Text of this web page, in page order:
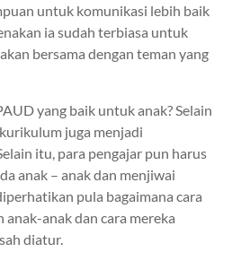
untuk komunikasi lebih baik
ia sudah terbiasa untuk
bersama dengan teman yang
yang baik untuk anak? Selain
juga menjadi
itu, para pengajar pun harus
anak – anak dan menjiwai
pula bagaimana cara
anak dan cara mereka
diatur.